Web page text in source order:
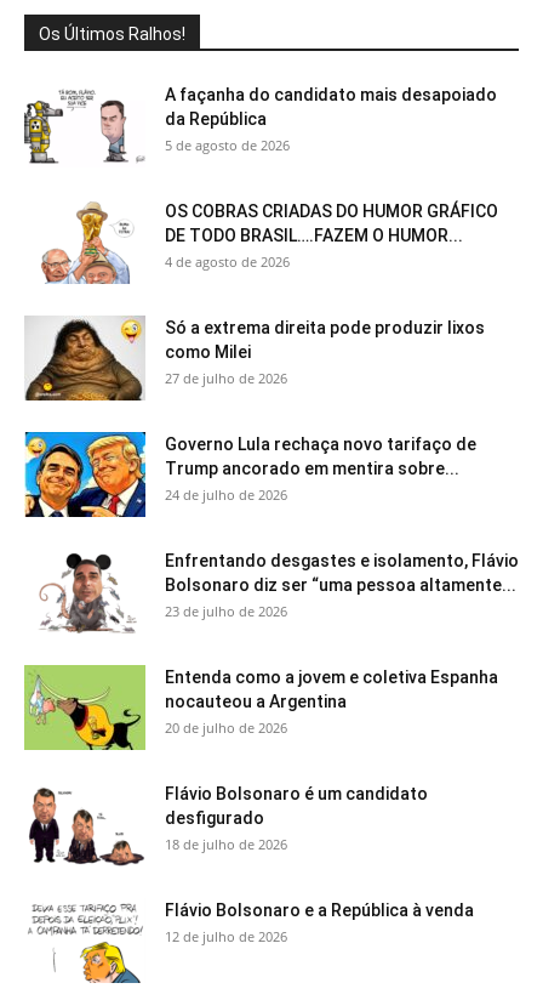
Os Últimos Ralhos!
A façanha do candidato mais desapoiado
da República
5 de agosto de 2026
OS COBRAS CRIADAS DO HUMOR GRÁFICO
DE TODO BRASIL….FAZEM O HUMOR...
4 de agosto de 2026
Só a extrema direita pode produzir lixos
como Milei
27 de julho de 2026
Governo Lula rechaça novo tarifaço de
Trump ancorado em mentira sobre...
24 de julho de 2026
Enfrentando desgastes e isolamento, Flávio
Bolsonaro diz ser “uma pessoa altamente...
23 de julho de 2026
Entenda como a jovem e coletiva Espanha
nocauteou a Argentina
20 de julho de 2026
Flávio Bolsonaro é um candidato
desfigurado
18 de julho de 2026
Flávio Bolsonaro e a República à venda
12 de julho de 2026